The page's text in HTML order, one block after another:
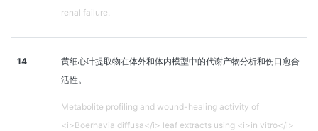
renal failure.
14
黄细心叶提取物在体外和体内模型中的代谢产物分析和伤口愈合
活性。
Metabolite profiling and wound-healing activity of
<i>Boerhavia diffusa</i> leaf extracts using <i>in vitro</i>